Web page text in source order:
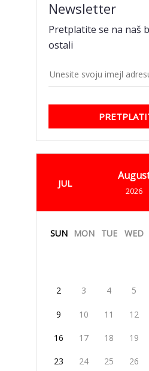
Newsletter
Pretplatite se na naš
ostali
JUL
2026
SUN MON TUE WED
2 3 4 5
9 10 11 12
16 17 18 19
23 24 25 26